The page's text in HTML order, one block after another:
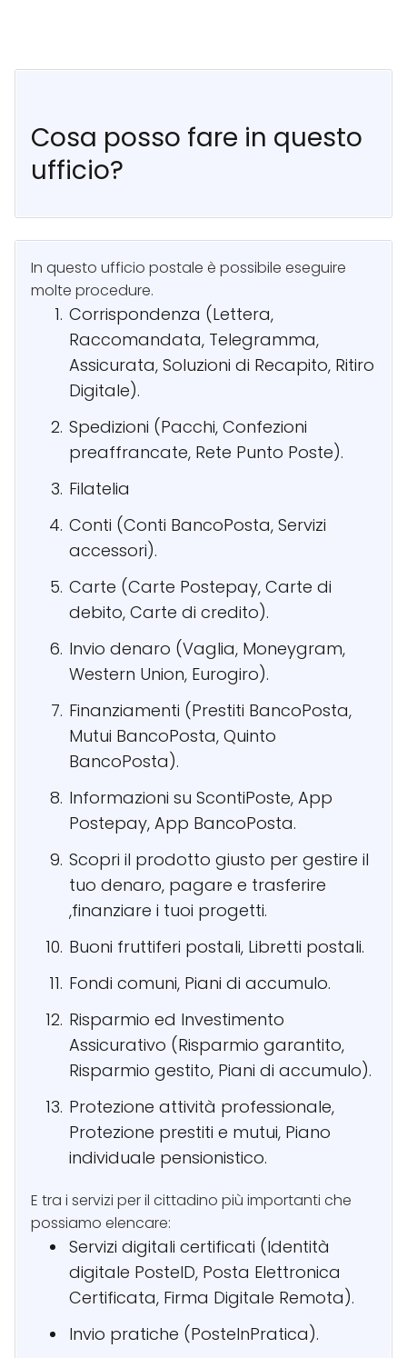
Cosa posso fare in questo
ufficio?
In questo ufficio postale è possibile eseguire
molte procedure.
Corrispondenza (Lettera,
Raccomandata, Telegramma,
Assicurata, Soluzioni di Recapito, Ritiro
Digitale).
Spedizioni (Pacchi, Confezioni
preaffrancate, Rete Punto Poste).
Filatelia
Conti (Conti BancoPosta, Servizi
accessori).
Carte (Carte Postepay, Carte di
debito, Carte di credito).
Invio denaro (Vaglia, Moneygram,
Western Union, Eurogiro).
Finanziamenti (Prestiti BancoPosta,
Mutui BancoPosta, Quinto
BancoPosta).
Informazioni su ScontiPoste, App
Postepay, App BancoPosta.
Scopri il prodotto giusto per gestire il
tuo denaro, pagare e trasferire
,finanziare i tuoi progetti.
Buoni fruttiferi postali, Libretti postali.
Fondi comuni, Piani di accumulo.
Risparmio ed Investimento
Assicurativo (Risparmio garantito,
Risparmio gestito, Piani di accumulo).
Protezione attività professionale,
Protezione prestiti e mutui, Piano
individuale pensionistico.
E tra i servizi per il cittadino più importanti che
possiamo elencare:
Servizi digitali certificati (Identità
digitale PosteID, Posta Elettronica
Certificata, Firma Digitale Remota).
Invio pratiche (PosteInPratica).